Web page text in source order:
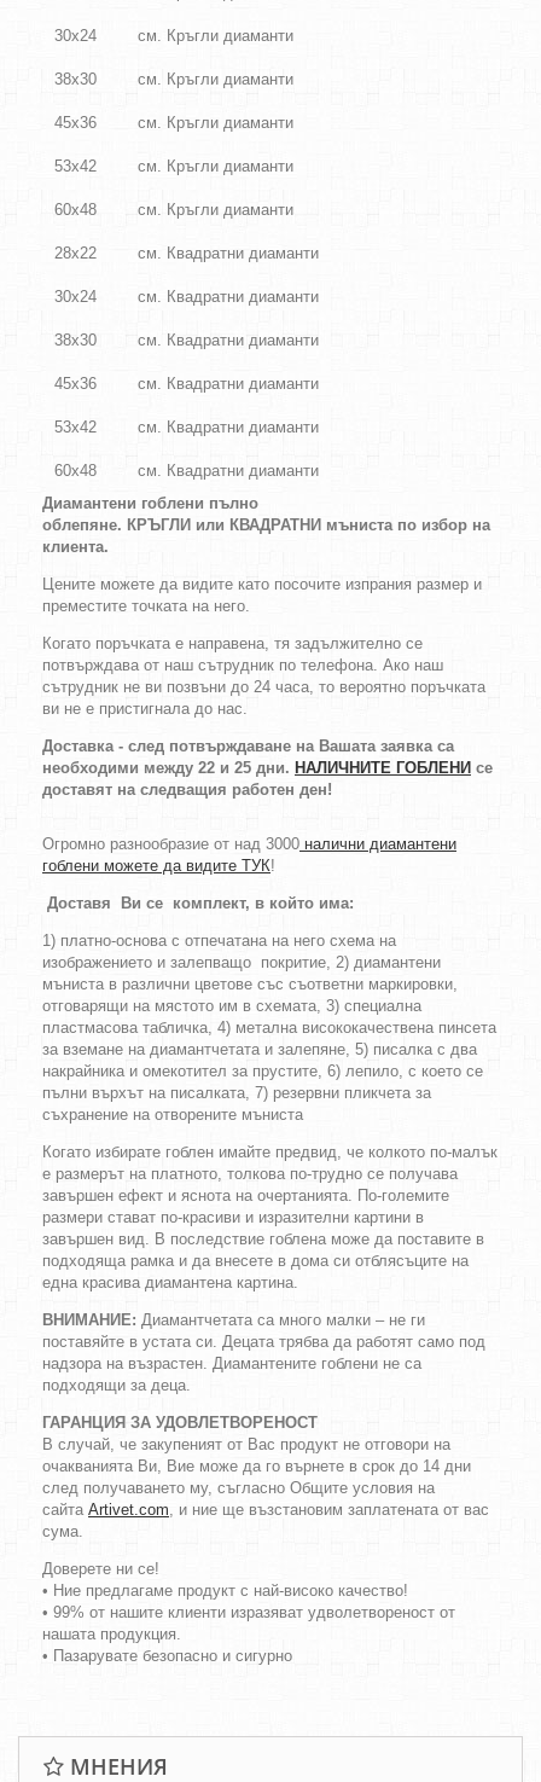
30х24 см. Кръгли диаманти
38х30 см. Кръгли диаманти
45х36 см. Кръгли диаманти
53х42 см. Кръгли диаманти
60х48 см. Кръгли диаманти
28х22 см. Квадратни диаманти
30х24 см. Квадратни диаманти
38х30 см. Квадратни диаманти
45х36 см. Квадратни диаманти
53х42 см. Квадратни диаманти
60х48
см. Квадратни диаманти
Диамантени гоблени пълно
облепяне. КРЪГЛИ или КВАДРАТНИ мъниста по избор на
клиента.
Цените можете да видите като посочите изпрания размер и
преместите точката на него.
Когато поръчката е направена, тя задължително се
потвърждава от наш сътрудник по телефона. Ако наш
сътрудник не ви позвъни до 24 часа, то вероятно поръчката
ви не е пристигнала до нас.
Доставка - след потвърждаване на Вашата заявка са
необходими между 22 и 25 дни. НАЛИЧНИТЕ ГОБЛЕНИ се
доставят на следващия работен ден!
Огромно разнообразие от над 3000 налични диамантени
гоблени можете да видите ТУК!
Доставя Ви се комплект, в който има:
1) платно-основа с отпечатана на него схема на
изображението и залепващо покритие, 2) диамантени
мъниста в различни цветове със съответни маркировки,
отговарящи на мястото им в схемата, 3) специална
пластмасова табличка, 4) метална висококачествена пинсета
за вземане на диамантчетата и залепяне, 5) писалка с два
накрайника и омекотител за прустите, 6) лепило, с което се
пълни върхът на писалката, 7) резервни пликчета за
съхранение на отворените мъниста
Когато избирате гоблен имайте предвид, че колкото по-малък
е размерът на платното, толкова по-трудно се получава
завършен ефект и яснота на очертанията. По-големите
размери стават по-красиви и изразителни картини в
завършен вид. В последствие гоблена може да поставите в
подходяща рамка и да внесете в дома си отблясъците на
една красива диамантена картина.
ВНИМАНИЕ: Диамантчетата са много малки – не ги
поставяйте в устата си. Децата трябва да работят само под
надзора на възрастен. Диамантените гоблени не са
подходящи за деца.
ГАРАНЦИЯ ЗА УДОВЛЕТВОРЕНОСТ
В случай, че закупеният от Вас продукт не отговори на
очакванията Ви, Вие може да го върнете в срок до 14 дни
след получаването му, съгласно Общите условия на
сайта Artivet.com, и ние ще възстановим заплатената от вас
сума.
Доверете ни се!
• Ние предлагаме продукт с най-високо качество!
• 99% от нашите клиенти изразяват удволетвореност от
нашата продукция.
• Пазарувате безопасно и сигурно
МНЕНИЯ